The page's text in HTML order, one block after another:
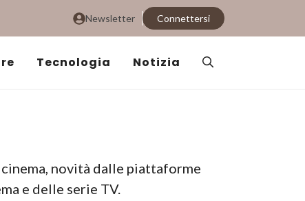
Newsletter Connettersi
Tecnologia Notizia
novità dalle piattaforme
e delle serie TV.